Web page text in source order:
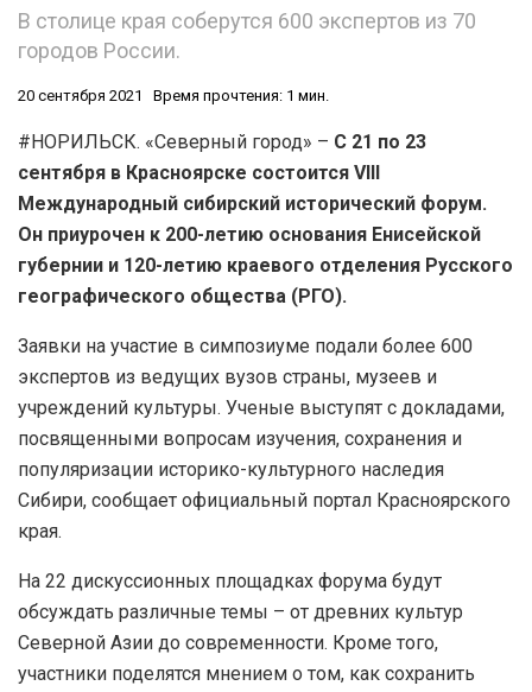
В столице края соберутся 600 экспертов из 70
городов России.
20 сентября 2021 Время прочтения: 1 мин.
#НОРИЛЬСК. «Северный город» – С 21 по 23
сентября в Красноярске состоится VIII
Международный сибирский исторический форум.
Он приурочен к 200-летию основания Енисейской
губернии и 120-летию краевого отделения Русского
географического общества (РГО).
Заявки на участие в симпозиуме подали более 600
экспертов из ведущих вузов страны, музеев и
учреждений культуры. Ученые выступят с докладами,
посвященными вопросам изучения, сохранения и
популяризации историко-культурного наследия
Сибири, сообщает официальный портал Красноярского
края.
На 22 дискуссионных площадках форума будут
обсуждать различные темы – от древних культур
Северной Азии до современности. Кроме того,
участники поделятся мнением о том, как сохранить